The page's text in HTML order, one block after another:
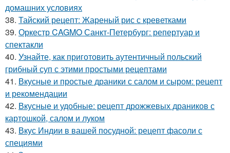
домашних условиях
38. Тайский рецепт: Жареный рис с креветками
39. Оркестр CAGMO Санкт-Петербург: репертуар и
спектакли
40. Узнайте, как приготовить аутентичный польский
грибный суп с этими простыми рецептами
41. Вкусные и простые драники с салом и сыром: рецепт
и рекомендации
42. Вкусные и удобные: рецепт дрожжевых драников с
картошкой, салом и луком
43. Вкус Индии в вашей посудной: рецепт фасоли с
специями